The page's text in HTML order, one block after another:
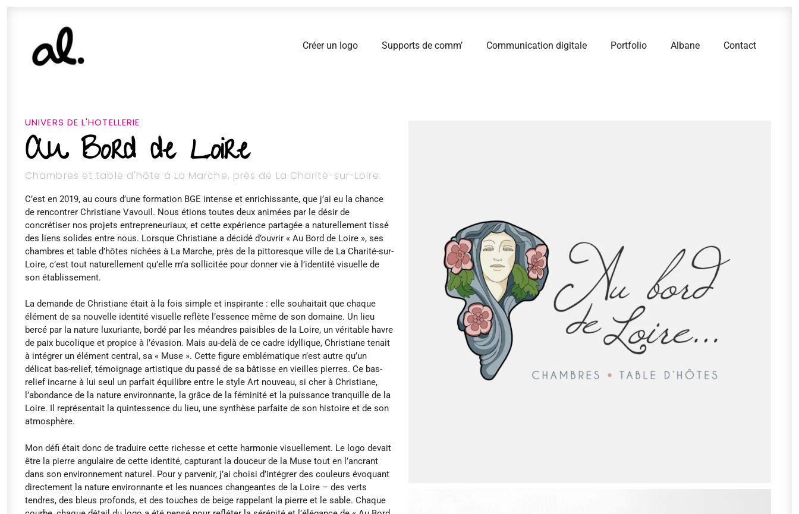
Créer un logo Supports de comm’ Communication digitale Portfolio Albane Contact
UNIVERS DE L'HOTELLERIE
Au Bord de Loire
Chambres et table d'hôte à La Marche, près de La Charité-sur-Loire.
C’est en 2019, au cours d’une formation BGE intense et enrichissante, que j’ai eu la chance
de rencontrer Christiane Vavouil. Nous étions toutes deux animées par le désir de
concrétiser nos projets entrepreneuriaux, et cette expérience partagée a naturellement tissé
des liens solides entre nous. Lorsque Christiane a décidé d’ouvrir « Au Bord de Loire », ses
chambres et table d’hôtes nichées à La Marche, près de la pittoresque ville de La Charité-sur-
Loire, c’est tout naturellement qu’elle m’a sollicitée pour donner vie à l’identité visuelle de
son établissement.
La demande de Christiane était à la fois simple et inspirante : elle souhaitait que chaque
élément de sa nouvelle identité visuelle reflète l’essence même de son domaine. Un lieu
bercé par la nature luxuriante, bordé par les méandres paisibles de la Loire, un véritable havre
de paix bucolique et propice à l’évasion. Mais au-delà de ce cadre idyllique, Christiane tenait
à intégrer un élément central, sa « Muse ». Cette figure emblématique n’est autre qu’un
délicat bas-relief, témoignage artistique du passé de sa bâtisse en vieilles pierres. Ce bas-
relief incarne à lui seul un parfait équilibre entre le style Art nouveau, si cher à Christiane,
l’abondance de la nature environnante, la grâce de la féminité et la puissance tranquille de la
Loire. Il représentait la quintessence du lieu, une synthèse parfaite de son histoire et de son
atmosphère.
Mon défi était donc de traduire cette richesse et cette harmonie visuellement. Le logo devait
être la pierre angulaire de cette identité, capturant la douceur de la Muse tout en l’ancrant
dans son environnement naturel. Pour y parvenir, j’ai choisi d’intégrer des couleurs évoquant
directement la nature environnante et les nuances changeantes de la Loire – des verts
tendres, des bleus profonds, et des touches de beige rappelant la pierre et le sable. Chaque